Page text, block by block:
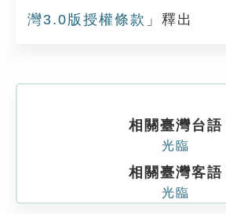
灣3.0版授權條款 」釋出
相關臺灣台語
光臨
相關臺灣客語
光臨